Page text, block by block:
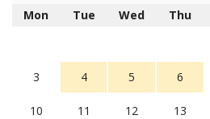
5 tahun Yang lalu
Mon Tue Wed Thu
3 4 5 6
10 11 12 13